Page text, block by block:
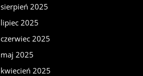
sierpień 2025
lipiec 2025
czerwiec 2025
maj 2025
kwiecień 2025